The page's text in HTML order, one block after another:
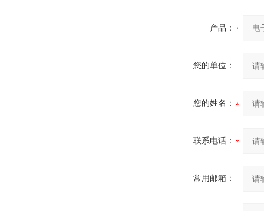
产品：
您的单位：
您的姓名：
联系电话：
常用邮箱：